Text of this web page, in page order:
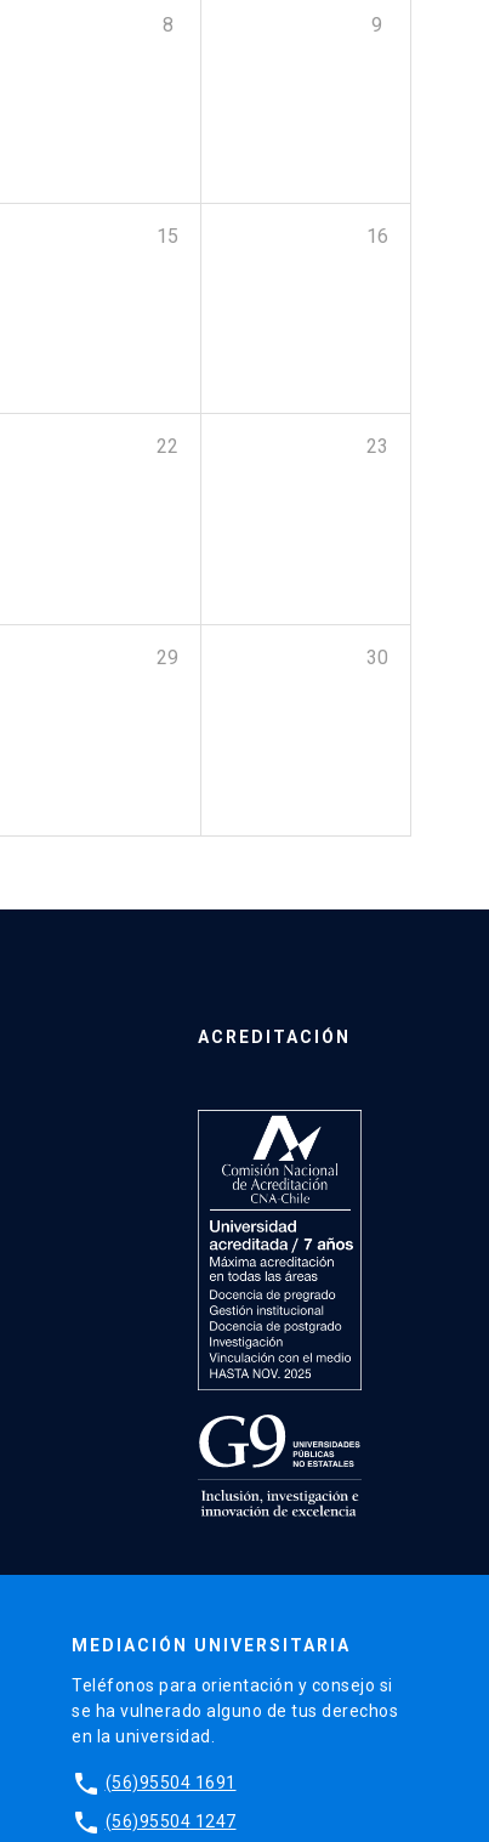
8 9
15 16
22 23
29 30
ACREDITACIÓN
MEDIACIÓN UNIVERSITARIA
Teléfonos para orientación y consejo si
se ha vulnerado alguno de tus derechos
en la universidad.
phone (56)95504 1691
phone (56)95504 1247